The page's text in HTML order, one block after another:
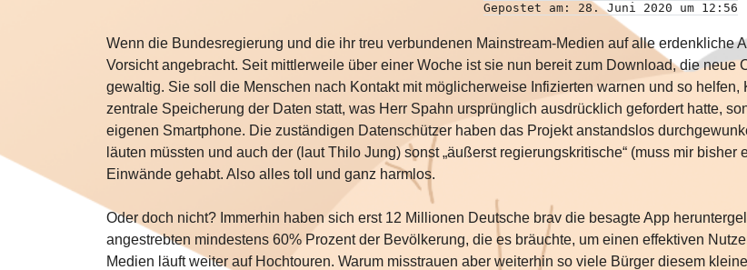
Gepostet am: 28. Juni 2020 um 12:56
Wenn die Bundesregierung und die ihr treu verbundenen Mainstream-Medien auf alle erdenkliche
Vorsicht angebracht. Seit mittlerweile über einer Woche ist sie nun bereit zum Download, die neue
gewaltig. Sie soll die Menschen nach Kontakt mit möglicherweise Infizierten warnen und so helfen,
zentrale Speicherung der Daten statt, was Herr Spahn ursprünglich ausdrücklich gefordert hatte,
eigenen Smartphone. Die zuständigen Datenschützer haben das Projekt anstandslos
läuten müssten und auch der (laut Thilo Jung) sonst „äußerst regierungskritische“ (muss mir
Einwände gehabt. Also alles toll und ganz harmlos.
Oder doch nicht? Immerhin haben sich erst 12 Millionen Deutsche brav die besagte App
angestrebten mindestens 60% Prozent der Bevölkerung, die es bräuchte, um einen effektiven
Medien läuft weiter auf Hochtouren. Warum misstrauen aber weiterhin so viele Bürger diesem